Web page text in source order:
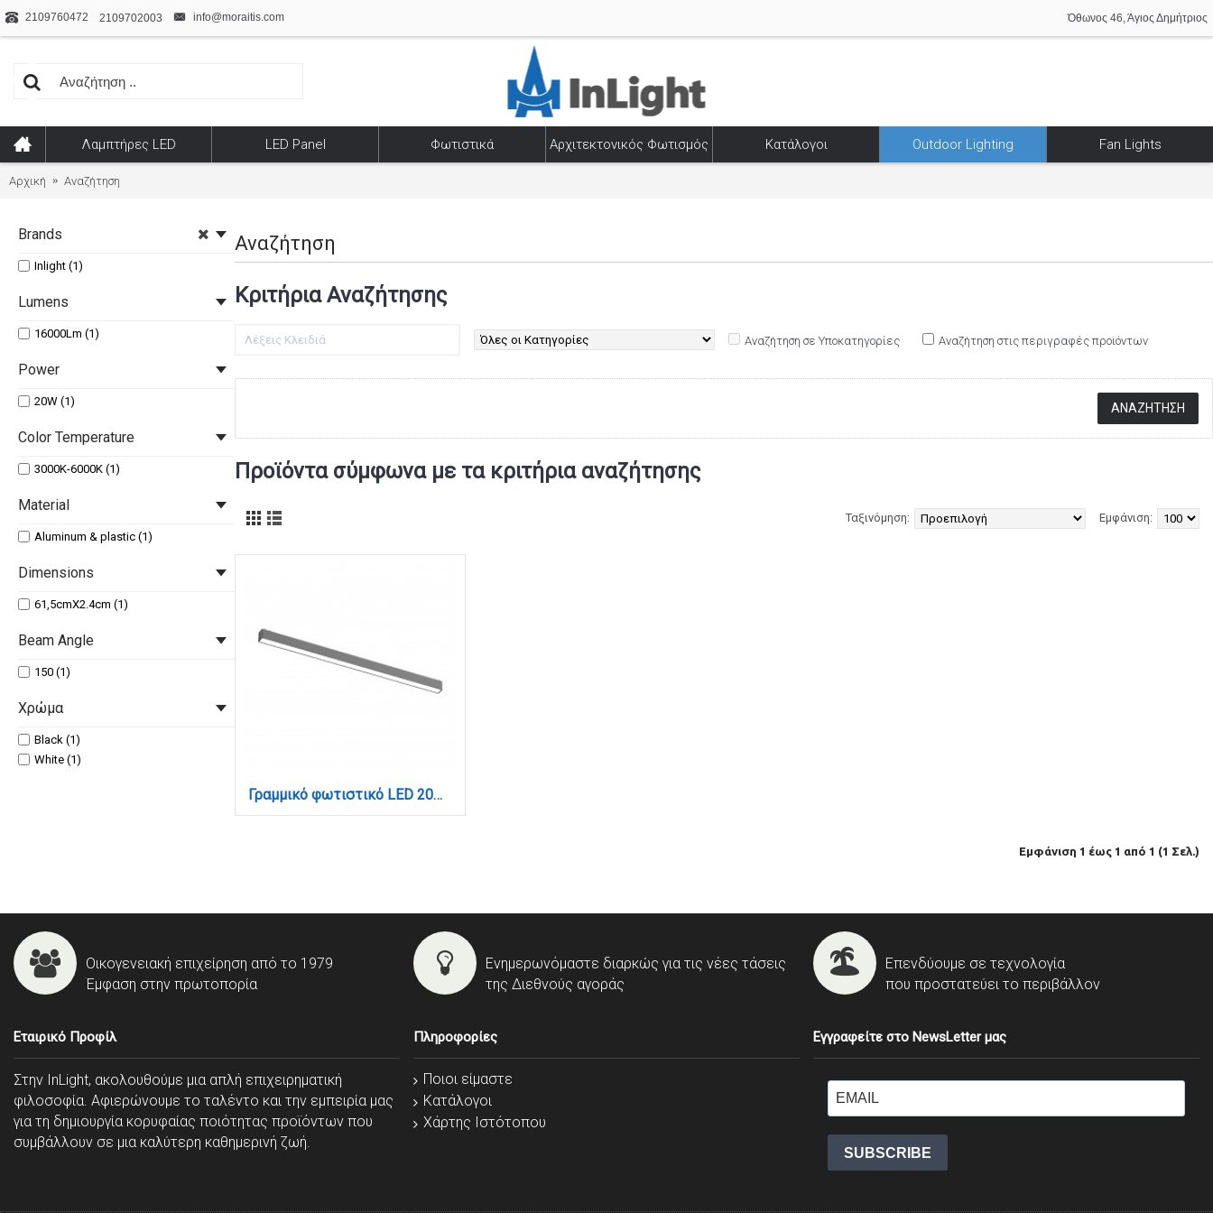
2109760472 2109702003 info@moraitis.com Όθωνος 46, Άγιος Δημήτριος
Λαμπτήρες LED LED Panel Φωτιστικά Αρχιτεκτονικός Φωτισμός Κατάλογοι Outdoor Lighting Fan Lights
Αρχική Αναζήτηση
Brands
Inlight (1)
Lumens
16000Lm (1)
Power
20W (1)
Color Temperature
3000K-6000K (1)
Material
Aluminum & plastic (1)
Dimensions
61,5cmX2.4cm (1)
Beam Angle
150 (1)
Χρώμα
Black (1)
White (1)
Αναζήτηση
Κριτήρια Αναζήτησης
Αναζήτηση σε Υποκατηγορίες Αναζήτηση στις περιγραφές προϊόντων
Προϊόντα σύμφωνα με τα κριτήρια αναζήτησης
Εμφάνιση:
Ταξινόμηση:
Γραμμικό φωτιστικό LED 20W 3000Κ-6000Κ για ultra thin ράγα σε μαύρη απόχρωση D:61,5cmX2.4cm (TUS06205-Black)
Εμφάνιση 1 έως 1 από 1 (1 Σελ.)
Οικογενειακή επιχείρηση από το 1979
Έμφαση στην πρωτοπορία
Ενημερωνόμαστε διαρκώς για τις νέες τάσεις
της Διεθνούς αγοράς
Επενδύουμε σε τεχνολογία
που προστατεύει το περιβάλλον
Εταιρικό Προφίλ
Στην InLight, ακολουθούμε μια απλή επιχειρηματική
φιλοσοφία. Αφιερώνουμε το ταλέντο και την εμπειρία μας
για τη δημιουργία κορυφαίας ποιότητας προϊόντων που
συμβάλλουν σε μια καλύτερη καθημερινή ζωή.
Πληροφορίες
Ποιοι είμαστε
Κατάλογοι
Χάρτης Ιστότοπου
Εγγραφείτε στο NewsLetter μας
SUBSCRIBE